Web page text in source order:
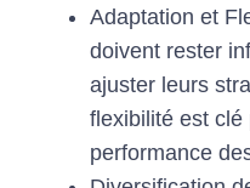
Adaptation et
doivent rester
ajuster leurs
flexibilité est
performance